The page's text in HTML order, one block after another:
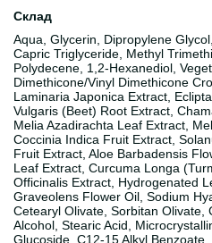
Склад
Aqua, Glycerin, Dipropylene
Capric Triglyceride, Methyl
Polydecene, 1,2-Hexanediol,
Dimethicone/​Vinyl Dimethicone
Laminaria Japonica Extract,
Vulgaris (Beet) Root Extract,
Melia Azadirachta Leaf Extract,
Coccinia Indica Fruit Extract,
Fruit Extract, Aloe Barbadensis
Leaf Extract, Curcuma Longa
Officinalis Extract, Hydrogenated
Graveolens Flower Oil, Sodium
Cetearyl Olivate, Sorbitan Olivate,
Alcohol, Stearic Acid,
Glucoside, C12-15 Alkyl